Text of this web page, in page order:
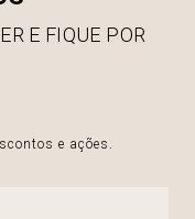
E FIQUE POR
e ações.